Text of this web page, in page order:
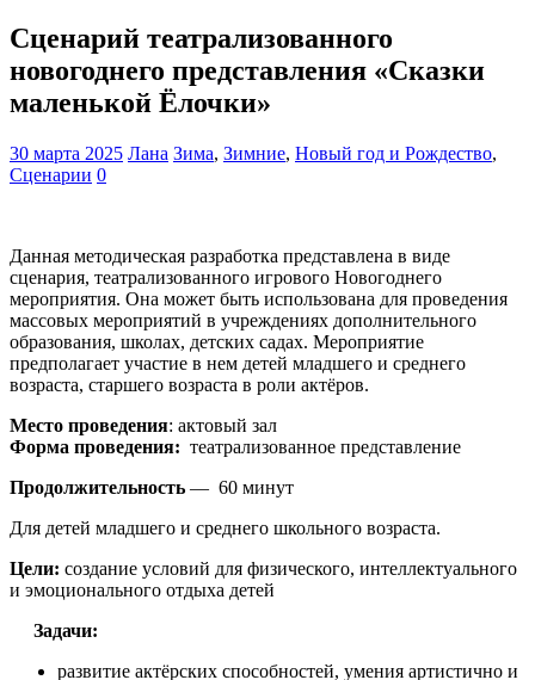
Сценарий театрализованного
новогоднего представления «Сказки
маленькой Ёлочки»
30 марта 2025 Лана Зима, Зимние, Новый год и Рождество,
Сценарии 0
Данная методическая разработка представлена в виде
сценария, театрализованного игрового Новогоднего
мероприятия. Она может быть использована для проведения
массовых мероприятий в учреждениях дополнительного
образования, школах, детских садах. Мероприятие
предполагает участие в нем детей младшего и среднего
возраста, старшего возраста в роли актёров.
Место проведения: актовый зал
Форма проведения: театрализованное представление
Продолжительность — 60 минут
Для детей младшего и среднего школьного возраста.
Цели: создание условий для физического, интеллектуального
и эмоционального отдыха детей
Задачи:
развитие актёрских способностей, умения артистично и